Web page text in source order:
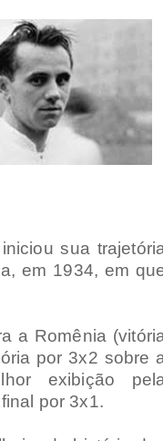
sua
em 1934, em
a Romênia
por 3x2 sobre
exibição
por 3x1.